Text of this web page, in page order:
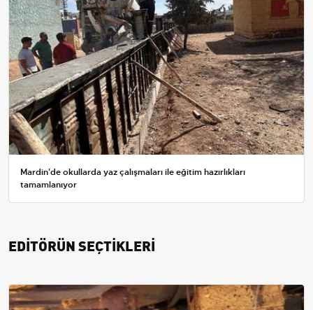
Mardin'de okullarda yaz çalışmaları ile eğitim hazırlıkları
tamamlanıyor
EDİTÖRÜN SEÇTİKLERİ